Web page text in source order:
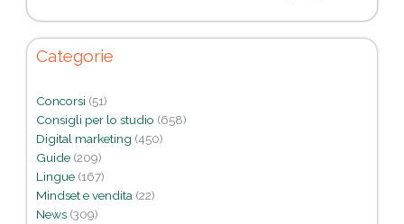
Categorie
Concorsi (51)
Consigli per lo studio (658)
Digital marketing (450)
Guide (209)
Lingue (167)
Mindset e vendita (22)
News (309)